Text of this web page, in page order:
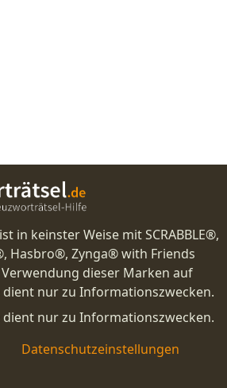
in keinster Weise mit SCRABBLE®,
Hasbro®, Zynga® with Friends
dieser Marken auf
nur zu Informationszwecken.
nur zu Informationszwecken.
Datenschutzeinstellungen